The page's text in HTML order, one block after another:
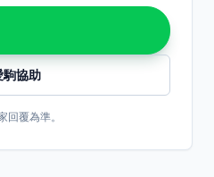
駒協助
覆為準。